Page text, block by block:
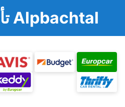
تأجير سيارة في Alpbachtal